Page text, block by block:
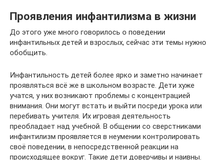
Проявления инфантилизма в жизни
До этого уже много говорилось о поведении
инфантильных детей и взрослых, сейчас эти темы нужно
обобщить.
Инфантильность детей более ярко и заметно начинает
проявляться всё же в школьном возрасте. Дети хуже
учатся, у них возникают проблемы с концентрацией
внимания. Они могут встать и выйти посреди урока или
перебивать учителя. Их игровая деятельность
преобладает над учебной. В общении со сверстниками
инфантилизм проявляется в неумении контролировать
своё поведении, в непосредственной реакции на
происходящее вокруг. Такие дети доверчивы и наивны.